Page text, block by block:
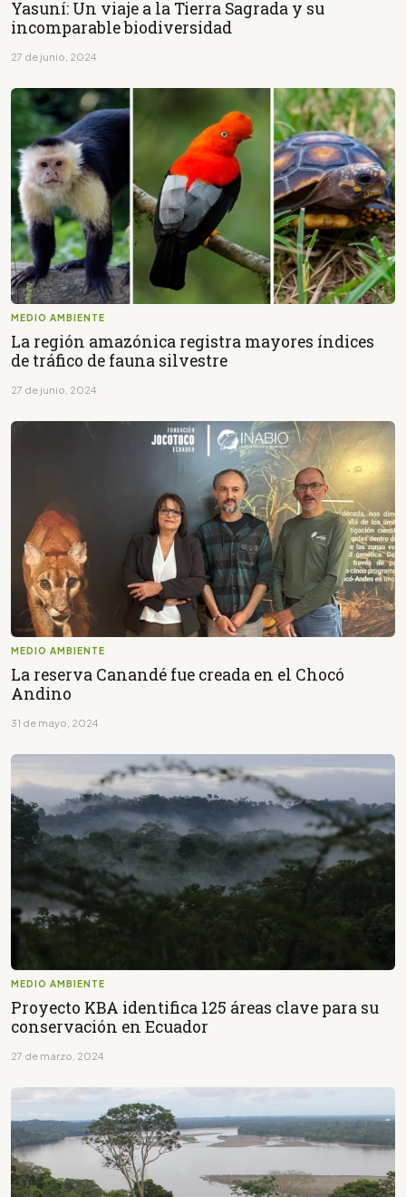
Yasuní: Un viaje a la Tierra Sagrada y su
incomparable biodiversidad
27 de junio, 2024
MEDIO AMBIENTE
La región amazónica registra mayores índices
de tráfico de fauna silvestre
27 de junio, 2024
MEDIO AMBIENTE
La reserva Canandé fue creada en el Chocó
Andino
31 de mayo, 2024
MEDIO AMBIENTE
Proyecto KBA identifica 125 áreas clave para su
conservación en Ecuador
27 de marzo, 2024